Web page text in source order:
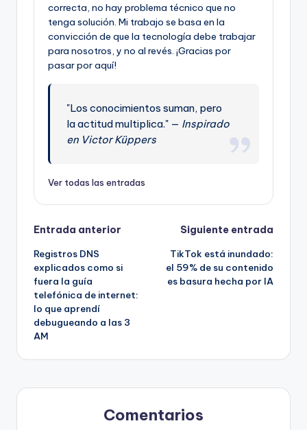
correcta, no hay problema técnico que no
tenga solución. Mi trabajo se basa en la
convicción de que la tecnología debe trabajar
para nosotros, y no al revés. ¡Gracias por
pasar por aquí!
"Los conocimientos suman, pero
la actitud multiplica." — Inspirado
en Victor Küppers
Ver todas las entradas
Navegación
de
entradas
Entrada anterior
Registros DNS
explicados como si
fuera la guía
telefónica de internet:
lo que aprendí
debugueando a las 3
AM
Siguiente entrada
TikTok está inundado:
el 59% de su contenido
es basura hecha por IA
Comentarios